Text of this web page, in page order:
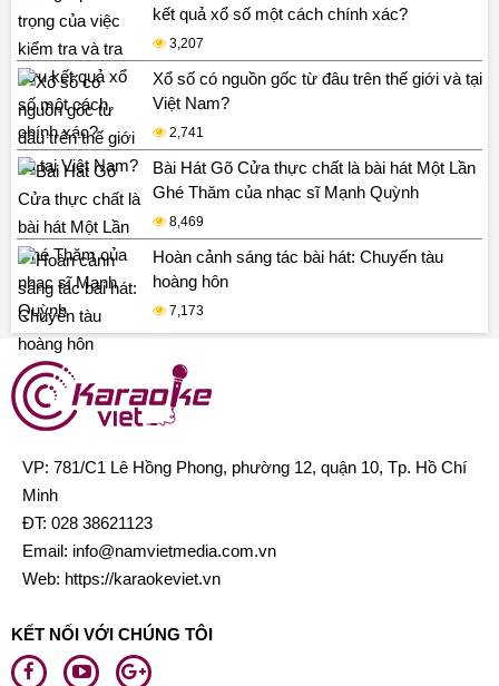
kết quả xổ số một cách chính xác?
3,207
Xổ số có nguồn gốc từ đâu trên thế giới và tại
Việt Nam?
2,741
Bài Hát Gõ Cửa thực chất là bài hát Một Lần
Ghé Thăm của nhạc sĩ Mạnh Quỳnh
8,469
Hoàn cảnh sáng tác bài hát: Chuyến tàu
hoàng hôn
7,173
VP: 781/C1 Lê Hồng Phong, phường 12, quận 10, Tp. Hồ Chí
Minh
ĐT: 028 38621123
Email: info@namvietmedia.com.vn
Web: https://karaokeviet.vn
KẾT NỐI VỚI CHÚNG TÔI